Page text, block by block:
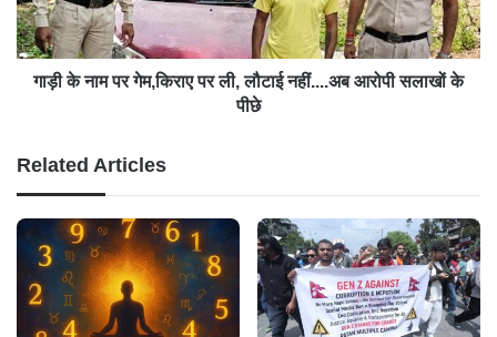
गाड़ी के नाम पर गेम,किराए पर ली, लौटाई नहीं....अब आरोपी सलाखों के
पीछे
Related Articles